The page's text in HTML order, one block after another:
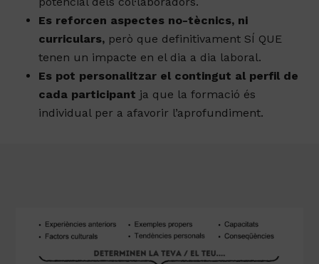
Es reforcen aspectes no-tècnics, ni
curriculars, però que definitivament SÍ QUE
tenen un impacte en el dia a dia laboral.
Es pot personalitzar el contingut al perfil de
cada participant ja que la formació és
individual per a afavorir l’aprofundiment.